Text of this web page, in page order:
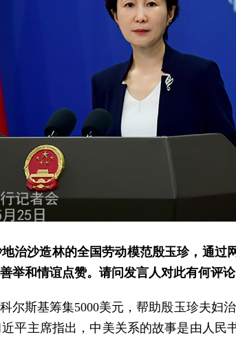
治沙造林的全国劳动模范殷玉珍，通
举和情谊点赞。请问发言人对此有何评论
尔斯基筹集5000美元，帮助殷玉珍夫妇
平主席指出，中美关系的故事是由人